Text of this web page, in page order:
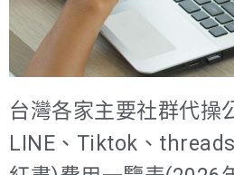
台灣各家主要社群代操
LINE、Tiktok、